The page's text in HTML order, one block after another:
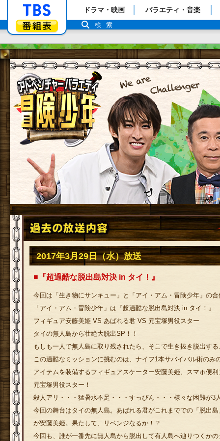
「TBSテレビ」トップページ
番組表
ドラマ・映画 バラエティ・音楽
検索
2017年3月29日（水）放送
■『超過酷な脱出島対決 in タイ！』
今回は「生き物にサンキュー」と「アイ・アム・冒険少年」の
「アイ・アム・冒険少年」は『超過酷な脱出島対決 in タイ！』
フィギュア安藤美姫 VS あばれる君 VS 元宝塚男役スター
タイの無人島から壮絶大脱出SP！！
もしも一人で無人島に取り残されたら、そこで生き抜き脱出す
この過酷なミッションに挑むのは、ナイフ1本サバイバル術のみ
アイテムを装備するフィギュアスケーター安藤美姫、スマホ便
元宝塚男役スター！
殺人アリ・・・猛暑水不足・・・すっぴん・・・様々な困難が3
今回の舞台はタイの無人島。あばれる君がこれまででの「脱出
が安藤美姫。果たして、リベンジなるか！？
今回も、誰が一番先に無人島から脱出して有人島へ辿りつくか